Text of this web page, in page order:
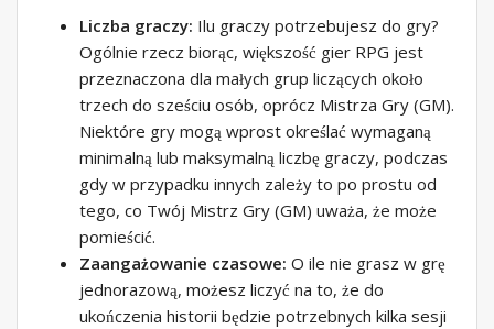
Liczba graczy: Ilu graczy potrzebujesz do gry?
Ogólnie rzecz biorąc, większość gier RPG jest
przeznaczona dla małych grup liczących około
trzech do sześciu osób, oprócz Mistrza Gry (GM).
Niektóre gry mogą wprost określać wymaganą
minimalną lub maksymalną liczbę graczy, podczas
gdy w przypadku innych zależy to po prostu od
tego, co Twój Mistrz Gry (GM) uważa, że ​​może
pomieścić.
Zaangażowanie czasowe: O ile nie grasz w grę
jednorazową, możesz liczyć na to, że do
ukończenia historii będzie potrzebnych kilka sesji